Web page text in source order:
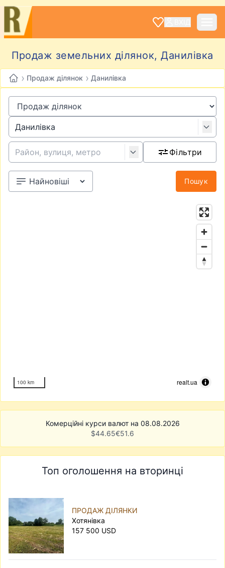
Продаж земельних ділянок, Данилівка
› Продаж ділянок › Данилівка
Фільтри
Пошук
100 km realt.ua
Комерційні курси валют на 08.08.2026
$44.65€51.6
Топ оголошення на вторинці
ПРОДАЖ ДІЛЯНКИ
Хотянівка
157 500 USD